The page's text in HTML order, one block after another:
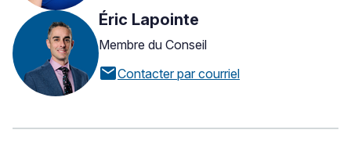
Éric Lapointe
Membre du Conseil
mailContacter par courriel